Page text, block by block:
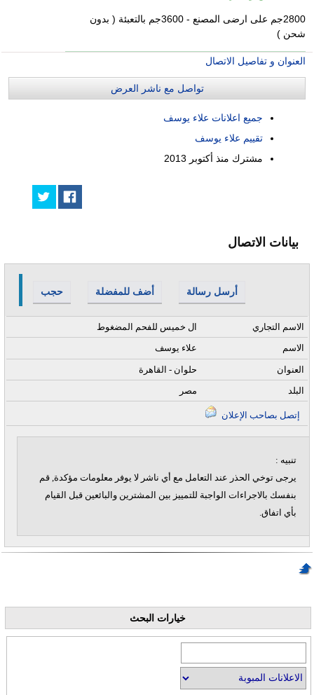
2800جم على ارضى المصنع - 3600جم بالتعبئة ( بدون
شحن )
العنوان و تفاصيل الاتصال
تواصل مع ناشر العرض
جميع اعلانات علاء يوسف
تقييم علاء يوسف
مشترك منذ أكتوبر 2013
بيانات الاتصال
حجب أضف للمفضلة أرسل رسالة
ال خميس للفحم المضغوط
الاسم التجاري
علاء يوسف
الاسم
حلوان - القاهرة
العنوان
مصر
البلد
تنبيه :
يرجى توخي الحذر عند التعامل مع أي ناشر لا يوفر معلومات مؤكدة, قم
بنفسك بالاجراءات الواجبة للتمييز بين المشترين والبائعين قبل القيام
بأي اتفاق.
خيارات البحث